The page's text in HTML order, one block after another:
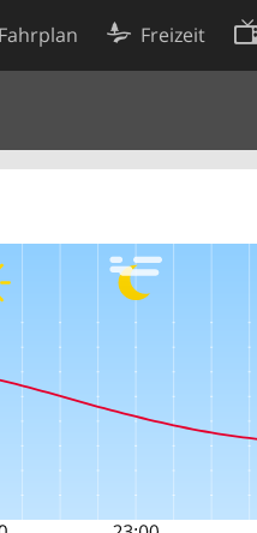
Fahrplan Freizeit
Cookie-Einstellungen